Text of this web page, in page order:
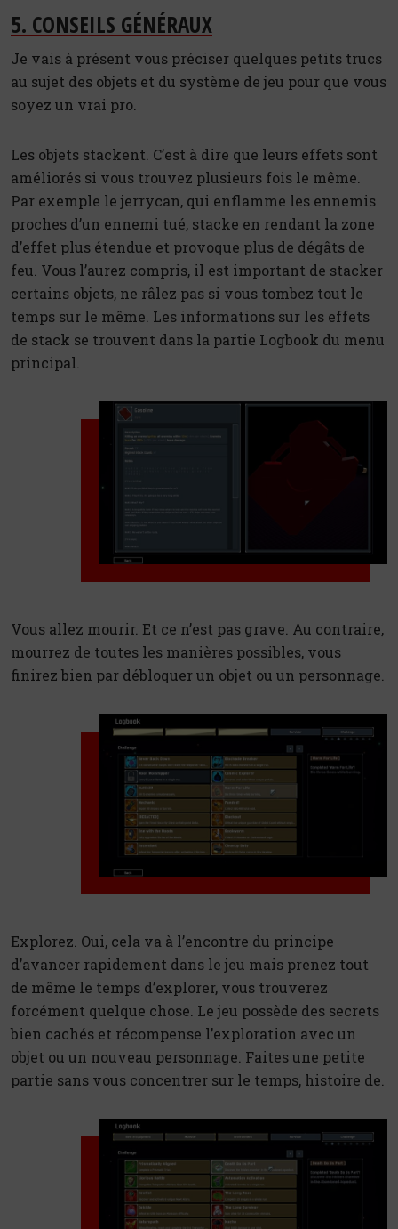
5. CONSEILS GÉNÉRAUX
Je vais à présent vous préciser quelques petits trucs
au sujet des objets et du système de jeu pour que vous
soyez un vrai pro.
Les objets stackent. C’est à dire que leurs effets sont
améliorés si vous trouvez plusieurs fois le même.
Par exemple le jerrycan, qui enflamme les ennemis
proches d’un ennemi tué, stacke en rendant la zone
d’effet plus étendue et provoque plus de dégâts de
feu. Vous l’aurez compris, il est important de stacker
certains objets, ne râlez pas si vous tombez tout le
temps sur le même. Les informations sur les effets
de stack se trouvent dans la partie Logbook du menu
principal.
Vous allez mourir. Et ce n’est pas grave. Au contraire,
mourrez de toutes les manières possibles, vous
finirez bien par débloquer un objet ou un personnage.
Explorez. Oui, cela va à l’encontre du principe
d’avancer rapidement dans le jeu mais prenez tout
de même le temps d’explorer, vous trouverez
forcément quelque chose. Le jeu possède des secrets
bien cachés et récompense l’exploration avec un
objet ou un nouveau personnage. Faites une petite
partie sans vous concentrer sur le temps, histoire de.